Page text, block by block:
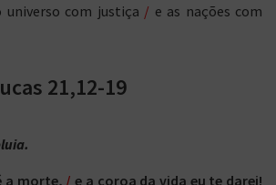
universo com justiça / e as nações com
21,12-19
a morte, / e a coroa da vida eu te darei!